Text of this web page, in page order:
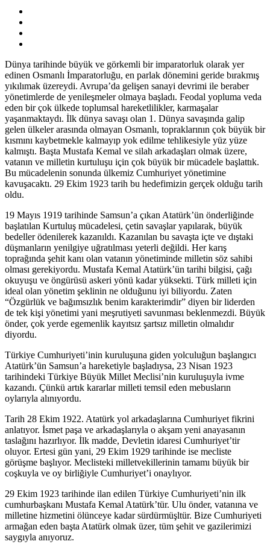
Dünya tarihinde büyük ve görkemli bir imparatorluk olarak yer
edinen Osmanlı İmparatorluğu, en parlak dönemini geride bırakmış
yıkılımak üzereydi. Avrupa’da gelişen sanayi devrimi ile beraber
yönetimlerde de yenileşmeler olmaya başladı. Feodal yopluma veda
eden bir çok ülkede toplumsal hareketlilikler, karmaşalar
yaşanmaktaydı. İlk dünya savaşı olan 1. Dünya savaşında galip
gelen ülkeler arasında olmayan Osmanlı, topraklarının çok büyük bir
kısmını kaybetmekle kalmayıp yok edilme tehlikesiyle yüz yüze
kalmıştı. Başta Mustafa Kemal ve silah arkadaşları olmak üzere,
vatanın ve milletin kurtuluşu için çok büyük bir mücadele başlattık.
Bu mücadelenin sonunda ülkemiz Cumhuriyet yönetimine
kavuşacaktı. 29 Ekim 1923 tarih bu hedefimizin gerçek olduğu tarih
oldu.
19 Mayıs 1919 tarihinde Samsun’a çıkan Atatürk’ün önderliğinde
başlatılan Kurtuluş mücadelesi, çetin savaşlar yapılarak, büyük
bedeller ödenilerek kazanıldı. Kazanılan bu savaşta içte ve dıştaki
düşmanların yenilgiye uğratılması yeterli değildi. Her karış
toprağında şehit kanı olan vatanın yönetiminde milletin söz sahibi
olması gerekiyordu. Mustafa Kemal Atatürk’ün tarihi bilgisi, çağı
okuyuşu ve öngürüsü askeri yönü kadar yüksekti. Türk milleti için
ideal olan yönetim şeklinin ne olduğunu iyi biliyordu. Zaten
“Özgürlük ve bağımsızlık benim karakterimdir” diyen bir liderden
de tek kişi yönetimi yani meşrutiyeti savunması beklenmezdi. Büyük
önder, çok yerde egemenlik kayıtsız şartsız milletin olmalıdır
diyordu.
Türkiye Cumhuriyeti’inin kuruluşuna giden yolculuğun başlangıcı
Atatürk’ün Samsun’a hareketiyle başladıysa, 23 Nisan 1923
tarihindeki Türkiye Büyük Millet Meclisi’nin kuruluşuyla ivme
kazandı. Çünkü artık kararlar milleti temsil eden mebusların
oylarıyla alınıyordu.
Tarih 28 Ekim 1922. Atatürk yol arkadaşlarına Cumhuriyet fikrini
anlatıyor. İsmet paşa ve arkadaşlarıyla o akşam yeni anayasanın
taslağını hazırlıyor. İlk madde, Devletin idaresi Cumhuriyet’tir
oluyor. Ertesi gün yani, 29 Ekim 1929 tarihinde ise mecliste
görüşme başlıyor. Meclisteki milletvekillerinin tamamı büyük bir
coşkuyla ve oy birliğiyle Cumhuriyet’i onaylıyor.
29 Ekim 1923 tarihinde ilan edilen Türkiye Cumhuriyeti’nin ilk
cumhurbaşkanı Mustafa Kemal Atatürk’tür. Ulu önder, vatanına ve
milletine hizmetini ölünceye kadar sürdürmüşltür. Bize Cumhuriyeti
armağan eden başta Atatürk olmak üzer, tüm şehit ve gazilerimizi
saygıyla anıyoruz.